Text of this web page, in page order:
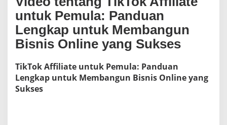
t
u
P
e
m
l
a
untuk Pemula: Panduan
Lengkap untuk Membangun
Bisnis Online yang Sukses
TikTok Affiliate untuk Pemula: Panduan
Lengkap untuk Membangun Bisnis Online yang
Sukses